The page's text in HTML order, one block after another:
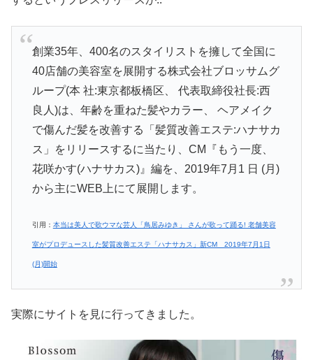
創業35年、400名のスタイリストを擁して全国に
40店舗の美容室を展開する株式会社ブロッサムグ
ループ(本 社:東京都板橋区、 代表取締役社長:西
良人)は、年齢を重ねた髪やカラー、 ヘアメイク
で傷んだ髪を改善する「髪質改善エステ:ハナサカ
ス」をリリースするに当たり、CM『もう一度、
花咲かす(ハナサカス)』編を、2019年7月1 日 (月)
から主にWEB上にて展開します。
引用： 本当は美人で歌ウマな芸人「鳥居みゆき」 さんが歌って踊る! 老舗美容
室がプロデュースした髪質改善エステ「ハナサカス」新CM 2019年7月1日
(月)開始
実際にサイトを見に行ってきました。